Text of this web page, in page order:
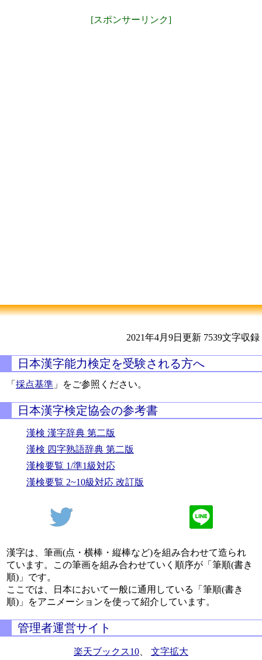
[スポンサーリンク]
2021年4月9日更新 7539文字収録
日本漢字能力検定を受験される方へ
「採点基準 」をご参照ください。
日本漢字検定協会の参考書
漢検 漢字辞典 第二版
漢検 四字熟語辞典 第二版
漢検要覧 1/準1級対応
漢検要覧 2~10級対応 改訂版
漢字は、筆画(点・横棒・縦棒など)を組み合わせて造られ
ています。この筆画を組み合わせていく順序が「筆順(書き
順)」です。
ここでは、日本において一般に通用している「筆順(書き
順)」をアニメーションを使って紹介しています。
管理者運営サイト
楽天ブックス10 文字拡大